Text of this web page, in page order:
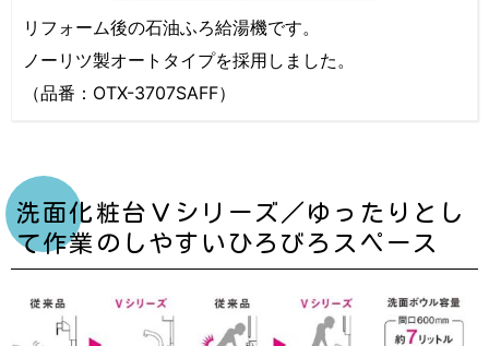
リフォーム後の石油ふろ給湯機です。
ノーリツ製オートタイプを採用しました。
（品番：OTX-3707SAFF）
洗面化粧台Ｖシリーズ／ゆったりとし
て作業のしやすいひろびろスペース